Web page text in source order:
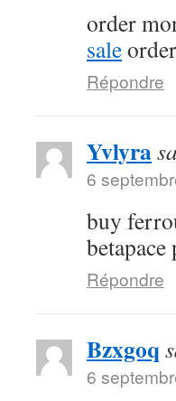
order
sale
Répondre
Yvlyra
6
buy
betapace
Répondre
Bzxgoq
6